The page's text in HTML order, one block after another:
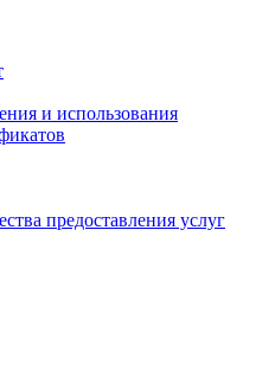
и использования
предоставления услуг